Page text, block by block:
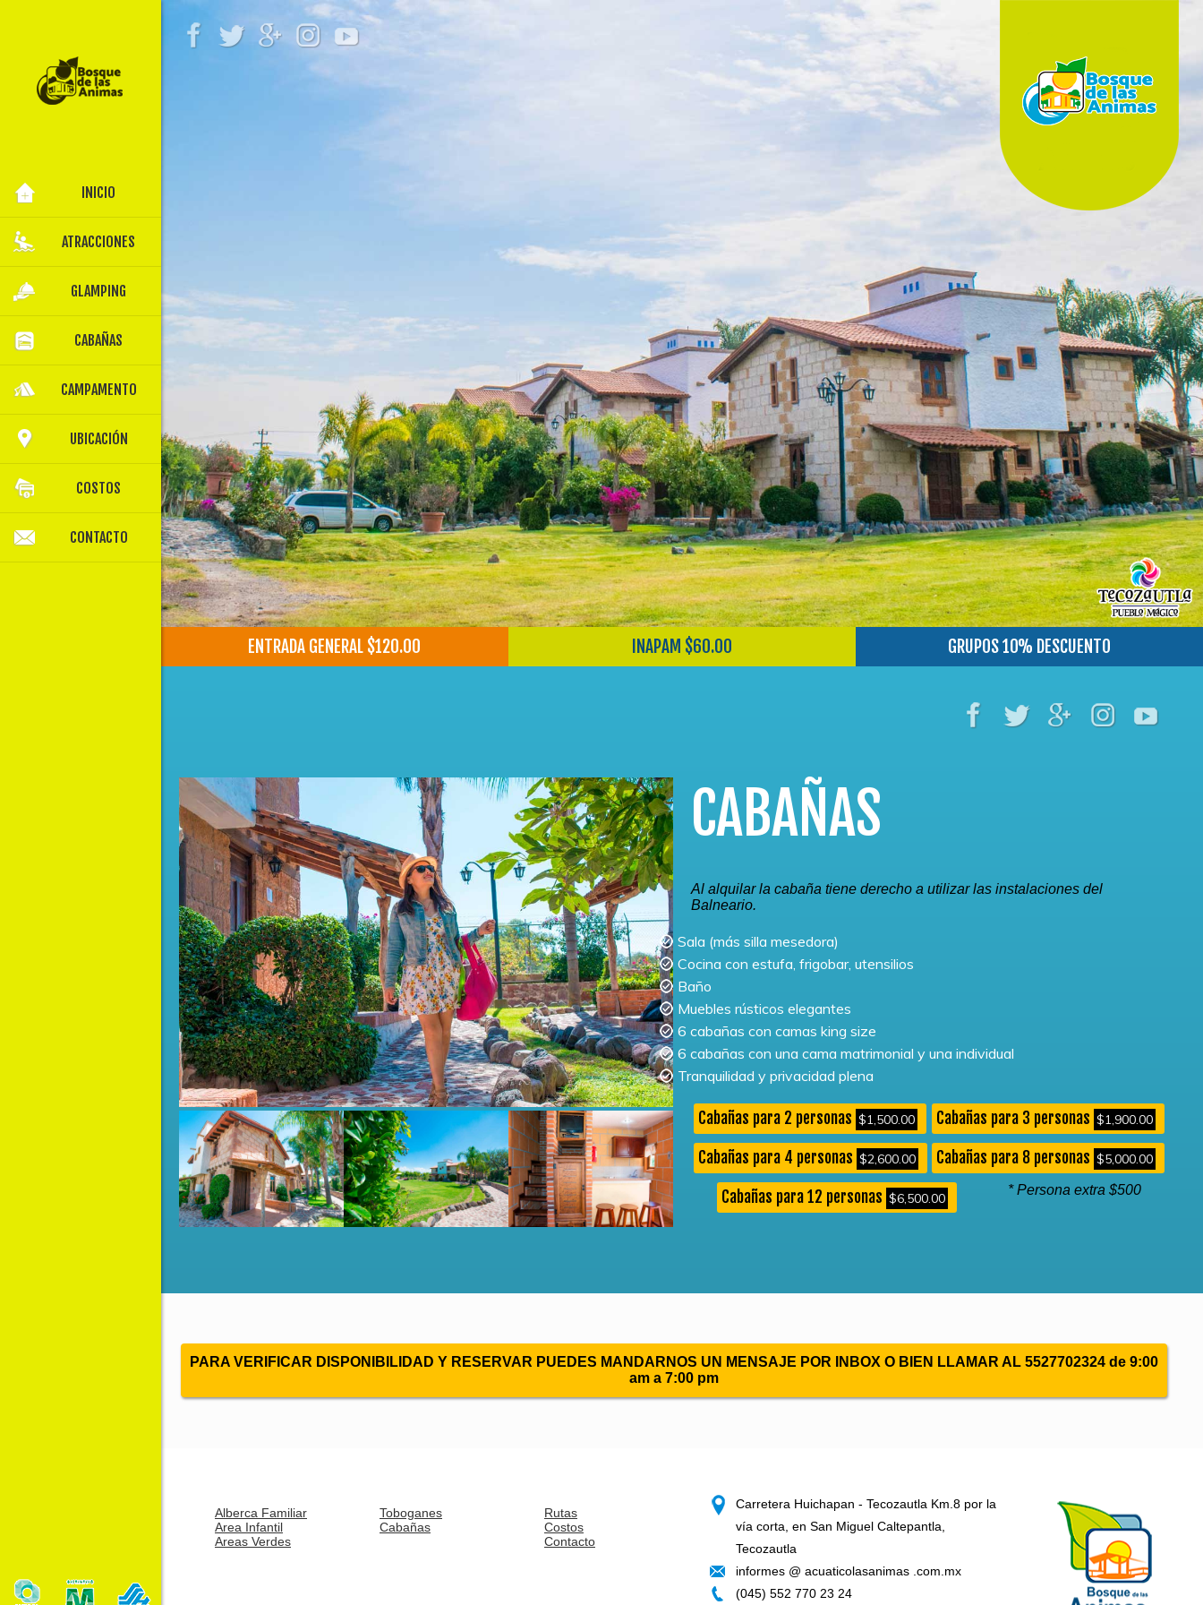
INICIO
ATRACCIONES
GLAMPING
CABAÑAS
CAMPAMENTO
UBICACIÓN
COSTOS
CONTACTO
ALBERCA FAMILIAR /
JACUZZI
ÁREA INFANTIL
ENTRADA GENERAL $120.00 INAPAM $60.00 GRUPOS 10% DESCUENTO
CABAÑAS
Al alquilar la cabaña tiene derecho a utilizar las instalaciones del
Balneario.
Sala (más silla mesedora)
Cocina con estufa, frigobar, utensilios
Baño
Muebles rústicos elegantes
6 cabañas con camas king size
6 cabañas con una cama matrimonial y una individual
Tranquilidad y privacidad plena
Cabañas para 2 personas $1,500.00 Cabañas para 3 personas $1,900.00
Cabañas para 4 personas $2,600.00 Cabañas para 8 personas $5,000.00
Cabañas para 12 personas $6,500.00
* Persona extra $500
PARA VERIFICAR DISPONIBILIDAD Y RESERVAR PUEDES MANDARNOS UN MENSAJE POR INBOX O BIEN LLAMAR AL 5527702324 de 9:00
am a 7:00 pm
Alberca Familiar
Area Infantil
Areas Verdes
Toboganes
Cabañas
Rutas
Costos
Contacto
Carretera Huichapan - Tecozautla Km.8 por la
vía corta, en San Miguel Caltepantla,
Tecozautla
informes @ acuaticolasanimas .com.mx
(045) 552 770 23 24